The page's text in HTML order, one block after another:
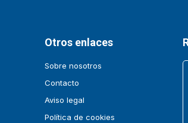
Otros enlaces
Sobre nosotros
Contacto
Aviso legal
Política de cookies